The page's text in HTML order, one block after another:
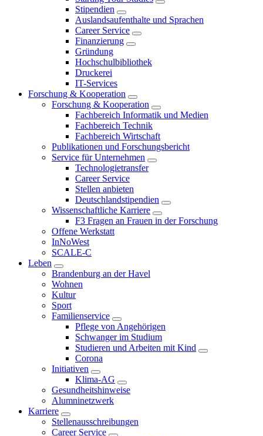
Stipendien
Auslandsaufenthalte und Sprachen
Career Service
Finanzierung
Gründung
Hochschulbibliothek
Druckerei
IT-Services
Forschung & Kooperation
Forschung & Kooperation
Fachbereich Informatik und Medien
Fachbereich Technik
Fachbereich Wirtschaft
Publikationen und Forschungsbericht
Service für Unternehmen
Technologietransfer
Career Service
Stellen anbieten
Deutschlandstipendien
Wissenschaftliche Karriere
F3 Fragen an Frauen in der Forschung
Offene Werkstatt
InNoWest
SCALE-C
Leben
Brandenburg an der Havel
Wohnen
Kultur
Sport
Familienservice
Pflege von Angehörigen
Schwanger im Studium
Studieren und Arbeiten mit Kind
Corona
Initiativen
Klima-AG
Gesundheitshinweise
Alumninetzwerk
Karriere
Stellenausschreibungen
Career Service